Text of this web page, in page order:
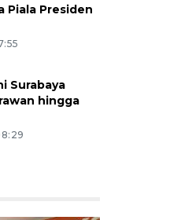
Piala Presiden
Surabaya
hingga